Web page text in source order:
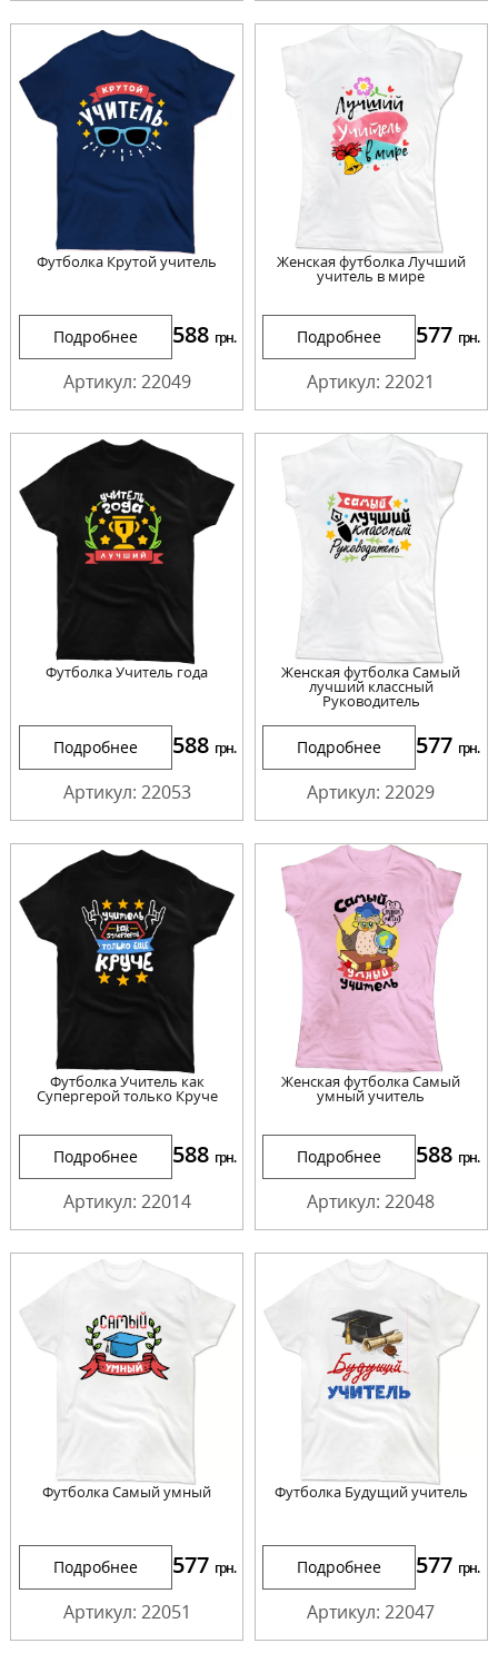
Футболка Крутой учитель
Подробнее 588 грн.
Артикул: 22049
Женская футболка Лучший
учитель в мире
Подробнее 577 грн.
Артикул: 22021
Футболка Учитель года
Подробнее 588 грн.
Артикул: 22053
Женская футболка Самый
лучший классный
Руководитель
Подробнее 577 грн.
Артикул: 22029
Футболка Учитель как
Супергерой только Круче
Подробнее 588 грн.
Артикул: 22014
Женская футболка Самый
умный учитель
Подробнее 588 грн.
Артикул: 22048
Футболка Самый умный
Подробнее 577 грн.
Артикул: 22051
Футболка Будущий учитель
Подробнее 577 грн.
Артикул: 22047